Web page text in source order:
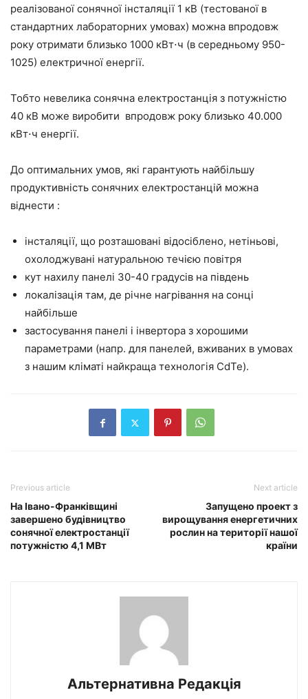
реалізованої сонячної інсталяції 1 кВ (тестованої в
стандартних лабораторних умовах) можна впродовж
року отримати близько 1000 кВт⋅ч (в середньому 950-
1025) електричної енергії.
Тобто невелика сонячна електростанція з потужністю
40 кВ може виробити впродовж року близько 40.000
кВт⋅ч енергії.
До оптимальних умов, які гарантують найбільшу
продуктивність сонячних електростанцій можна
віднести :
інсталяції, що розташовані відосіблено, нетіньові,
охолоджувані натуральною течією повітря
кут нахилу панелі 30-40 градусів на південь
локалізація там, де річне нагрівання на сонці
найбільше
застосування панелі і інвертора з хорошими
параметрами (напр. для панелей, вживаних в умовах
з нашим кліматі найкраща технологія CdTe).
Previous article
На Івано-Франківщині
завершено будівництво
сонячної електростанції
потужністю 4,1 МВт
Next article
Запущено проект з
вирощування енергетичних
рослин на території нашої
країни
Альтернативна Редакція